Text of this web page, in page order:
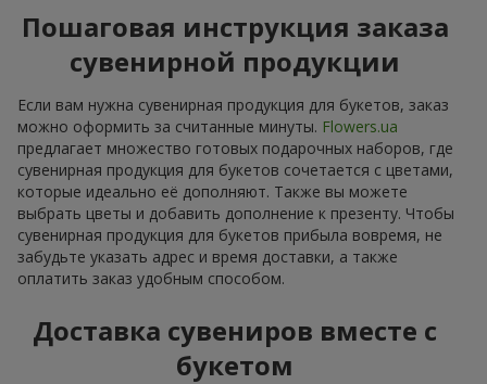
Пошаговая инструкция заказа
сувенирной продукции
Если вам нужна сувенирная продукция для букетов, заказ
можно оформить за считанные минуты. Flowers.ua
предлагает множество готовых подарочных наборов, где
сувенирная продукция для букетов сочетается с цветами,
которые идеально её дополняют. Также вы можете
выбрать цветы и добавить дополнение к презенту. Чтобы
сувенирная продукция для букетов прибыла вовремя, не
забудьте указать адрес и время доставки, а также
оплатить заказ удобным способом.
Доставка сувениров вместе с
букетом